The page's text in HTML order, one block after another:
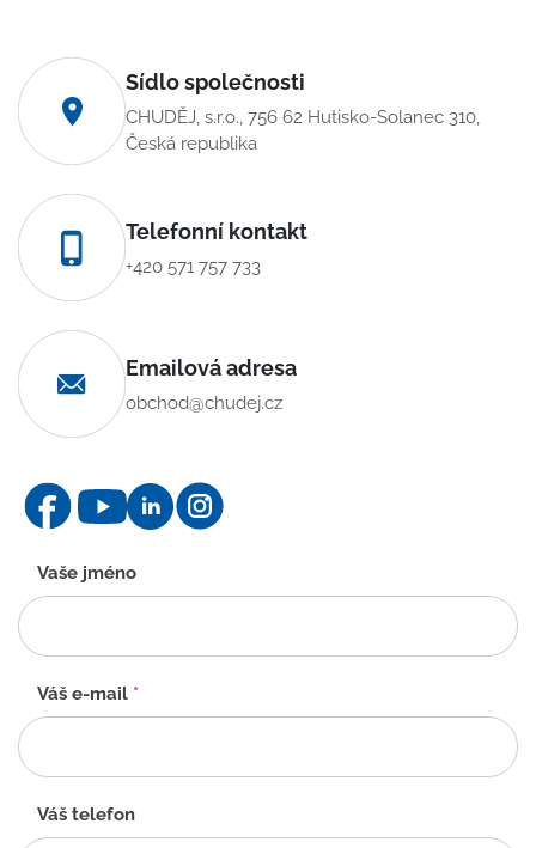
Sídlo společnosti
CHUDĚJ, s.r.o., 756 62 Hutisko-Solanec 310,
Česká republika
Telefonní kontakt
+420 571 757 733
Emailová adresa
obchod@chudej.cz
Kontaktní
formulář
-
CZ
Vaše jméno
Váš e-mail *
Váš telefon